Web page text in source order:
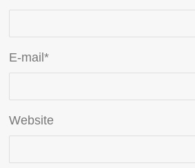
E-mail*
Website